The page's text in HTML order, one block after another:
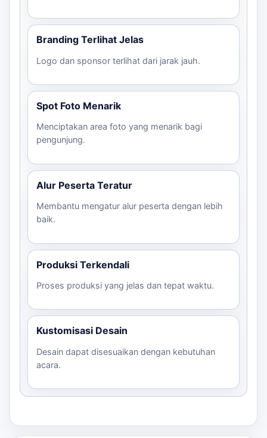
Branding Terlihat Jelas
Logo dan sponsor terlihat dari jarak jauh.
Spot Foto Menarik
Menciptakan area foto yang menarik bagi
pengunjung.
Alur Peserta Teratur
Membantu mengatur alur peserta dengan lebih
baik.
Produksi Terkendali
Proses produksi yang jelas dan tepat waktu.
Kustomisasi Desain
Desain dapat disesuaikan dengan kebutuhan
acara.